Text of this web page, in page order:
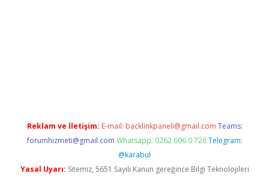
Reklam ve İletişim: E-mail: backlinkpaneli@gmail.com Teams:
forumhizmeti@gmail.com Whatsapp: 0262 606 0 726 Telegram:
@karabul
Yasal Uyarı: Sitemiz, 5651 Sayılı Kanun gereğince Bilgi Teknolojileri